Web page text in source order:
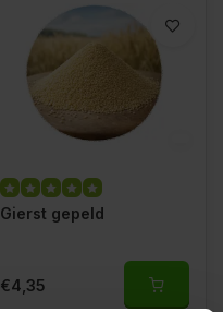
Gierst gepeld
€4,35